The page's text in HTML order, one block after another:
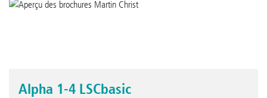
Alpha 1-4 LSCbasic